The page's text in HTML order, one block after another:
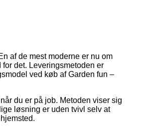
af de mest moderne er nu om
det. Leveringsmetoden er
ved køb af Garden fun –
du er på job. Metoden viser sig
løsning er uden tvivl selv at